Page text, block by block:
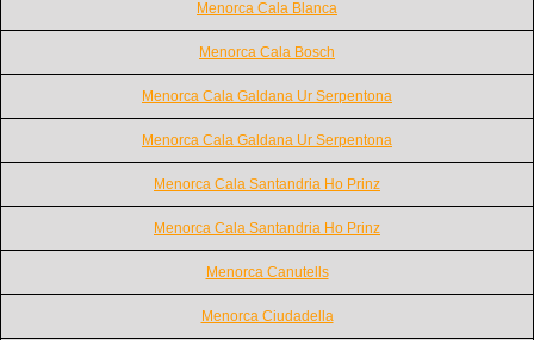
Menorca Cala Blanca
Menorca Cala Bosch
Menorca Cala Galdana Ur Serpentona
Menorca Cala Galdana Ur Serpentona
Menorca Cala Santandria Ho Prinz
Menorca Cala Santandria Ho Prinz
Menorca Canutells
Menorca Ciudadella